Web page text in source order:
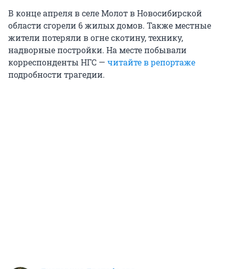
В конце апреля в селе Молот в Новосибирской
области сгорели 6 жилых домов. Также местные
жители потеряли в огне скотину, технику,
надворные постройки. На месте побывали
корреспонденты НГС — читайте в репортаже
подробности трагедии.